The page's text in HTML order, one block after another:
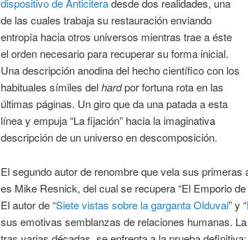
dispositivo de Anticiteradesde dos realidades, una
de las cuales trabaja su restauración enviando
entropía hacia otros universos mientras trae a éste
el orden necesario para recuperar su forma inicial.
Una descripción anodina del hecho científico con los
habituales símiles delhardpor fortuna rota en las
últimas páginas. Un giro que da una patada a esta
línea y empuja “La fijación” hacia la imaginativa
descripción de un universo en descomposición.
El segundo autor de renombre que vela sus primeras
es Mike Resnick, del cual se recupera “El Emporio
El autor de “Siete vistas sobre la garganta Olduvai” y “
sus emotivas semblanzas de relaciones humanas.